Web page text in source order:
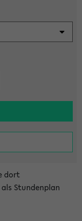
dort
Stundenplan